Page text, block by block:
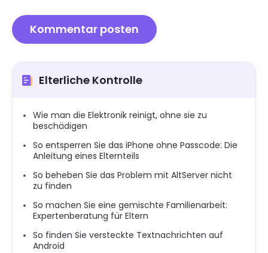
Elterliche Kontrolle
Wie man die Elektronik reinigt, ohne sie zu
beschädigen
So entsperren Sie das iPhone ohne Passcode: Die
Anleitung eines Elternteils
So beheben Sie das Problem mit AltServer nicht
zu finden
So machen Sie eine gemischte Familienarbeit:
Expertenberatung für Eltern
So finden Sie versteckte Textnachrichten auf
Android